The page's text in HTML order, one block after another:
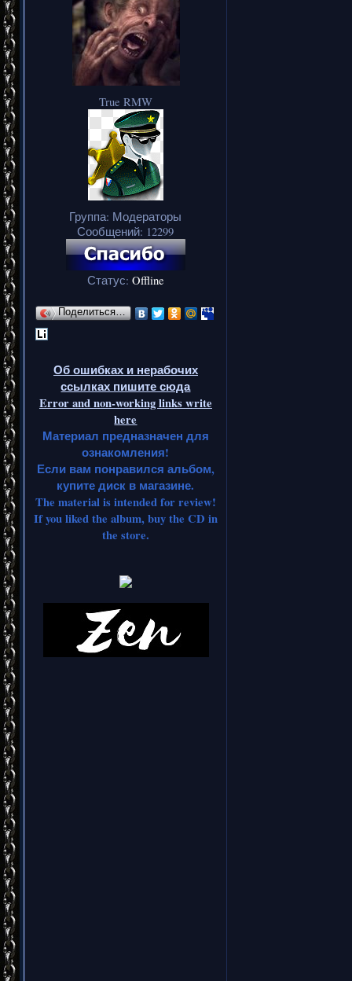
True RMW
Группа: Модераторы
Сообщений: 12299
Статус: Offline
Поделиться…
Об ошибках и нерабочих
ссылках пишите сюда
Error and non-working links write
here
Материал предназначен для
ознакомления!
Если вам понравился альбом,
купите диск в магазине.
The material is intended for review!
If you liked the album, buy the CD in
the store.